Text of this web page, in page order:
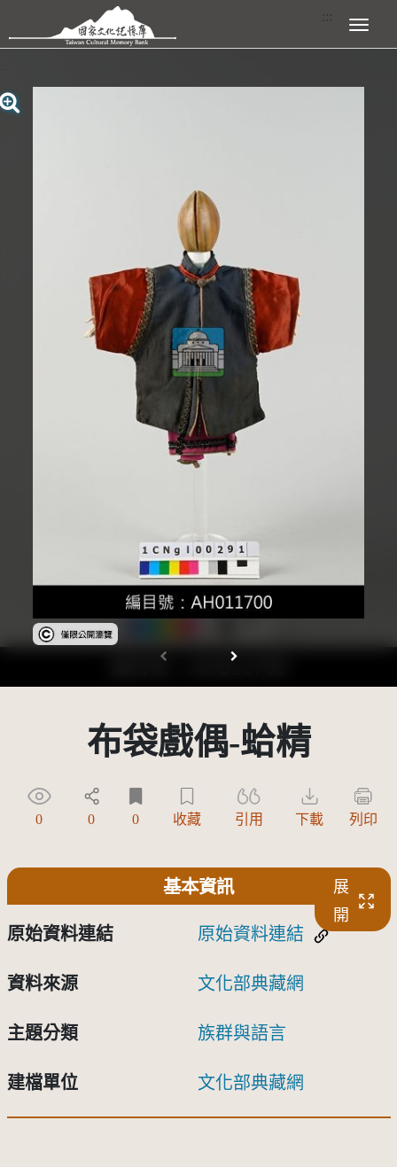
跳到主要內容區塊 展開選單
受著作權法保護-僅限於本平台有限度公開瀏覽
布袋戲偶-蛤精
0 0 0 收藏 引用 下載 列印
基本資訊
展
開
原始資料連結 原始資料連結
資料來源 文化部典藏網
主題分類 族群與語言
建檔單位 文化部典藏網